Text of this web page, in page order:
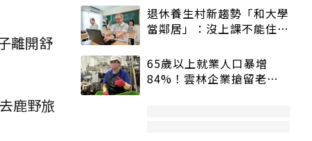
離開舒
鹿野旅
退休養生村新趨勢「和大學
當鄰居」：沒上課不能住、
65歲以上就業人口暴增
84%！雲林企業搶留老員